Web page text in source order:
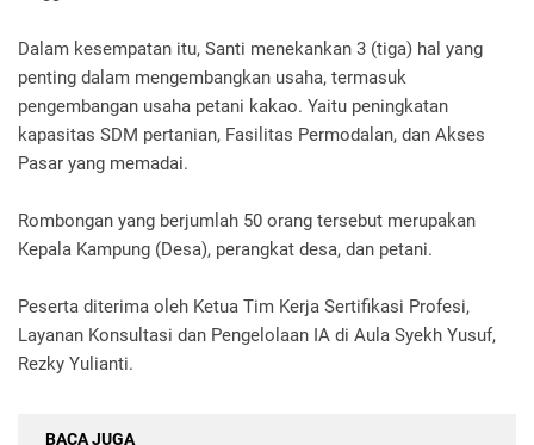
Dalam kesempatan itu, Santi menekankan 3 (tiga) hal yang
penting dalam mengembangkan usaha, termasuk
pengembangan usaha petani kakao. Yaitu peningkatan
kapasitas SDM pertanian, Fasilitas Permodalan, dan Akses
Pasar yang memadai.
Rombongan yang berjumlah 50 orang tersebut merupakan
Kepala Kampung (Desa), perangkat desa, dan petani.
Peserta diterima oleh Ketua Tim Kerja Sertifikasi Profesi,
Layanan Konsultasi dan Pengelolaan IA di Aula Syekh Yusuf,
Rezky Yulianti.
BACA JUGA